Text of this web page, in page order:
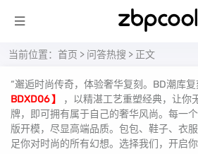
当前位置： 首页 > 问答热搜 > 正文
“邂逅时尚传奇，体验奢华复刻。BD潮库
BDXD06 】
，以精湛工艺重塑经典，让你
牌，即可拥有属于自己的奢华风尚。每一
版开模，尽显高端品质。包包、鞋子、衣
足你对时尚的所有幻想。选择我们，开启